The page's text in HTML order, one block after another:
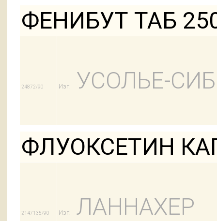
ФЕНИБУТ ТАБ
24872/90 Изг: УСОЛЬЕ-
ФЛУОКСЕТИН
2147135/90 Изг: ЛАННАХЕР